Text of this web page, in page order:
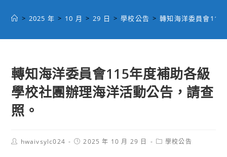
> 2025 年 > 10 月 > 29 日 > 學校公告 > 轉知海洋委員會115
轉知海洋委員會115年度補助各級
學校社團辦理海洋活動公告，請查
照。
Posthwaivsylc024
Post2025 年 10 月 29 日
Post學校公告